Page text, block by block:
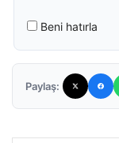
Beni hatırla
Paylaş: